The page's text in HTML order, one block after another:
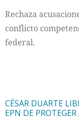
Rechaza
conflicto
federal.
CÉSAR DUARTE
EPN DE